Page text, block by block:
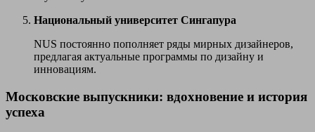
Национальный университет Сингапура
NUS постоянно пополняет ряды мирных дизайнеров,
предлагая актуальные программы по дизайну и
инновациям.
Московские выпускники: вдохновение и история
успеха